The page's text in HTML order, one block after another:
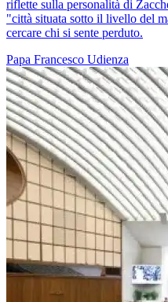
riflette sulla personalità di
"città situata sotto il livello del
cercare chi si sente perduto.
Papa Francesco Udienza